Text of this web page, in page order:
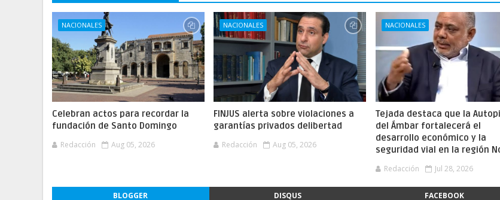
NACIONALES
Celebran actos para recordar la
fundación de Santo Domingo
Redacción Aug 05, 2026
NACIONALES
FINJUS alerta sobre violaciones a
garantías privados delibertad
Redacción Aug 05, 2026
NACIONALES
Tejada destaca que la
del Ámbar fortalecerá el
desarrollo económico y la
seguridad vial en la región
Redacción Jul 28, 2026
BLOGGER DISQUS FACEBOOK